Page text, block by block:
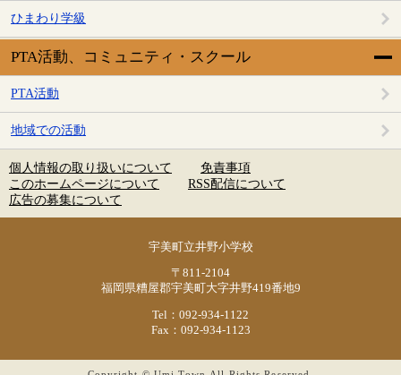
ひまわり学級
PTA活動、コミュニティ・スクール
PTA活動
地域での活動
個人情報の取り扱いについて
免責事項
このホームページについて
RSS配信について
広告の募集について
宇美町立井野小学校
〒811-2104
福岡県糟屋郡宇美町大字井野419番地9
Tel：092-934-1122
Fax：092-934-1123